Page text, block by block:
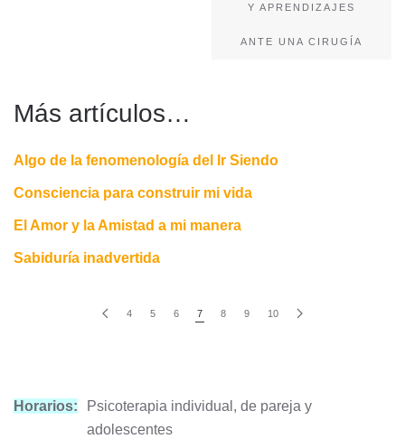
Y APRENDIZAJES
ANTE UNA CIRUGÍA
Más artículos…
Algo de la fenomenología del Ir Siendo
Consciencia para construir mi vida
El Amor y la Amistad a mi manera
Sabiduría inadvertida
4 5 6 7 8 9 10
Horarios:
Psicoterapia individual, de pareja y
adolescentes